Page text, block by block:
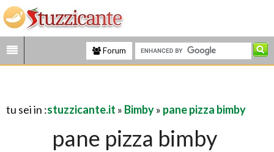
Forum
tu sei in :stuzzicante.it » Bimby» pane pizza bimby
pane pizza bimby